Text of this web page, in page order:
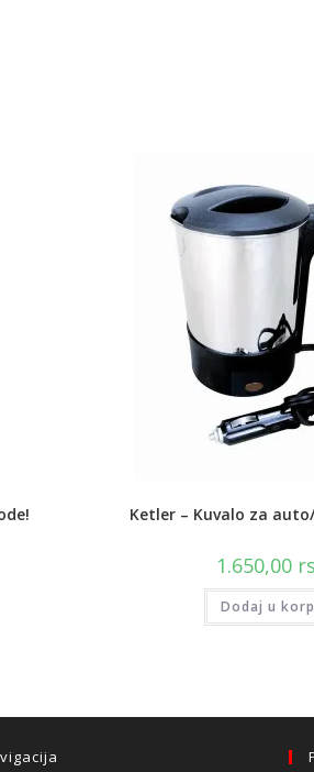
Ketler – Kuvalo za
1.650,00
Dodaj u